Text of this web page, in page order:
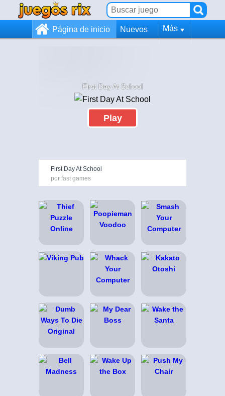
Página de inicio Nuevos Más
First Day At School
Play
First Day At School
por fast games